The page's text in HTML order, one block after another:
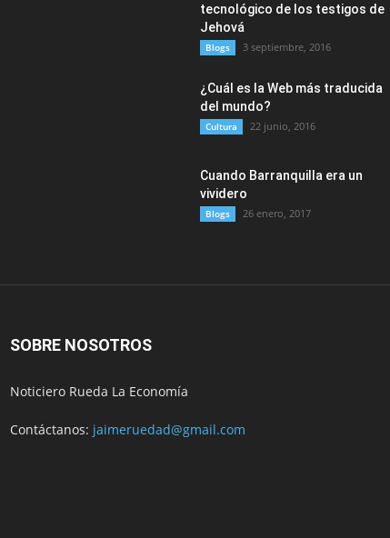
tecnológico de los testigos de
Jehová
Blogs 3 septiembre, 2016
¿Cuál es la Web más traducida
del mundo?
Cultura 22 junio, 2016
Cuando Barranquilla era un
vividero
Blogs 26 enero, 2017
SOBRE NOSOTROS
Noticiero Rueda La Economía
Contáctanos: jaimeruedad@gmail.com